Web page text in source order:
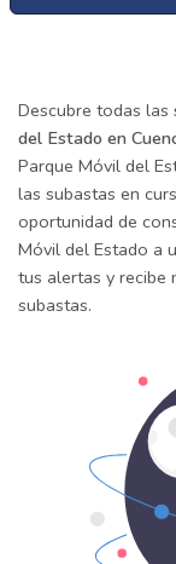
Descubre todas las
del Estado en
Parque Móvil del
las subastas en
oportunidad de
Móvil del Estado a
tus alertas y recibe
subastas.